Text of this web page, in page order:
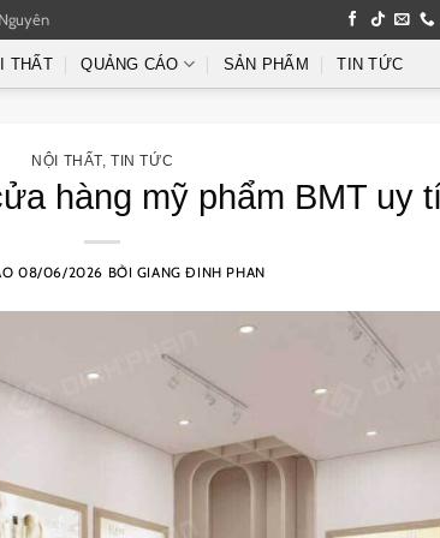
THẤT QUẢNG CÁO SẢN PHẨM TIN TỨC
NỘI THẤT,TIN TỨC
hàng mỹ phẩm BMT uy
08/06/2026 BỞI GIANG ĐINH PHAN